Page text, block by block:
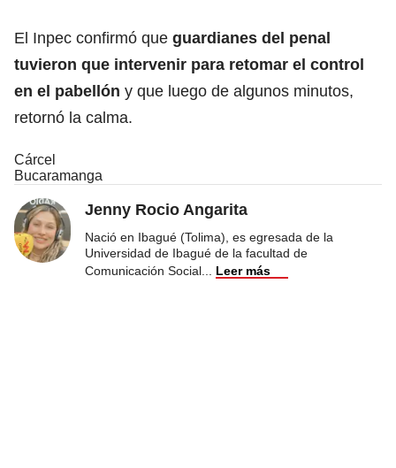
El Inpec confirmó que guardianes del penal
tuvieron que intervenir para retomar el control
en el pabellón y que luego de algunos minutos,
retornó la calma.
Cárcel
Bucaramanga
Jenny Rocio Angarita
Nació en Ibagué (Tolima), es egresada de la
Universidad de Ibagué de la facultad de
Comunicación Social
Leer más